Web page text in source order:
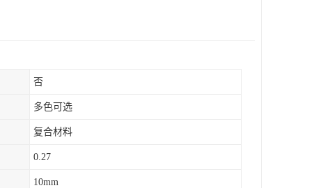
否
多色可选
复合材料
0.27
10mm